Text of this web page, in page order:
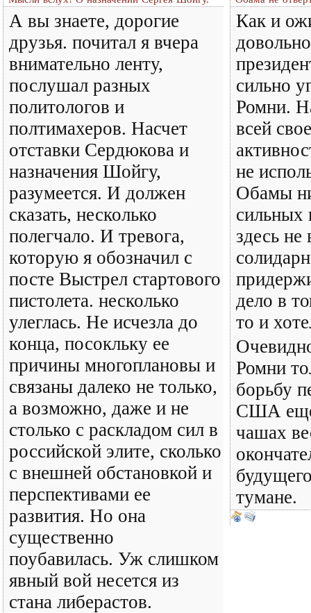
А вы знаете, дорогие
друзья. почитал я вчера
внимательно ленту,
послушал разных
политологов и
полтимахеров. Насчет
отставки Сердюкова и
назначения Шойгу,
разумеется. И должен
сказать, несколько
полегчало. И тревога,
которую я обозначил с
посте Выстрел стартового
пистолета. несколько
улеглась. Не исчезла до
конца, посокльку ее
причины многоплановы и
связаны далеко не только,
а возможно, даже и не
столько с раскладом сил в
российской элите, сколько
с внешней обстановкой и
перспективами ее
развития. Но она
существенно
поубавилась. Уж слишком
явный вой несется из
стана либерастов.
Как и
сильно
Ромни.
всей
не
Обамы
сильных
здесь не
дело в
то и
Ромни
борьбу
США еще
чашах
тумане.